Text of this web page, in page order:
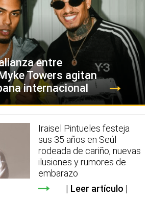
entre
Towers agitan
internacional
Iraisel Pintueles festeja
sus 35 años en Seúl
rodeada de cariño, nuevas
ilusiones y rumores de
embarazo
Leer artículo